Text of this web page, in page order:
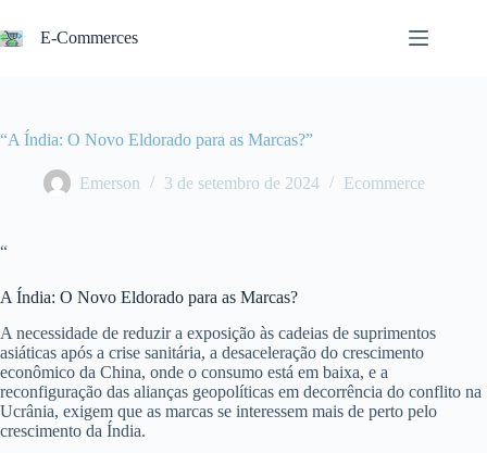
para
o
E-Commerces
“A Índia: O Novo Eldorado para as Marcas?”
Emerson 3 de setembro de 2024 Ecommerce
“
A Índia: O Novo Eldorado para as Marcas?
A necessidade de reduzir a exposição às cadeias de suprimentos
asiáticas após a crise sanitária, a desaceleração do crescimento
econômico da China, onde o consumo está em baixa, e a
reconfiguração das alianças geopolíticas em decorrência do conflito na
Ucrânia, exigem que as marcas se interessem mais de perto pelo
crescimento da Índia.